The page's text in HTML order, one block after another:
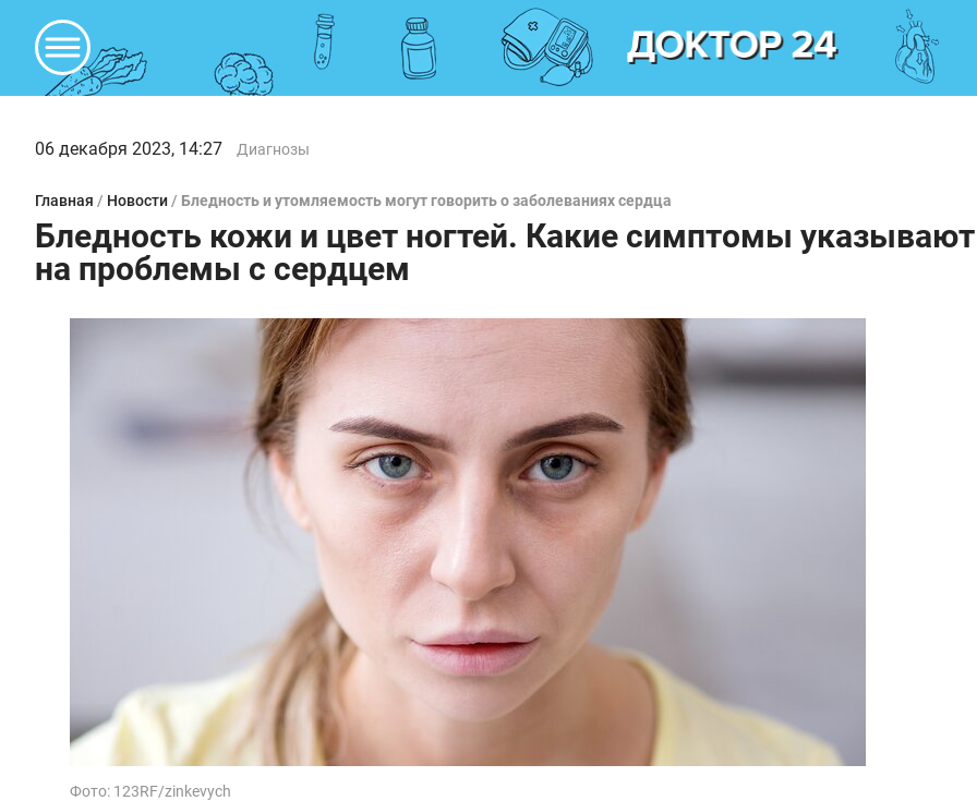
06 декабря 2023, 14:27 Диагнозы
Главная / Новости / Бледность и утомляемость могут говорить о заболеваниях сердца
Бледность кожи и цвет ногтей. Какие симптомы указывают
на проблемы с сердцем
Фото: 123RF/zinkevych